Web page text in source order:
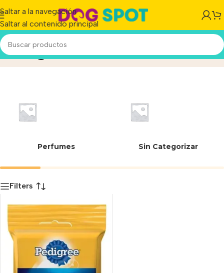
Saltar a la navegación
Saltar al contenido principal
942 gInicio/Producto
Perfumes Sin Categorizar
Filters